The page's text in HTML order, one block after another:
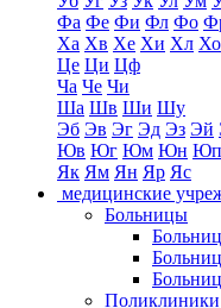
Фа Фе Фи Фл Фо
Ха Хв Хе Хи Хл Хо
Це Ци Цф
Ча Че Чи
Ша Шв Ши Шу
Эб Эв Эг Эд Эз Эй
Юв Юг Юм Юн Юп
Як Ям Ян Яр Яс
медицинские
Больницы
Поликлиники